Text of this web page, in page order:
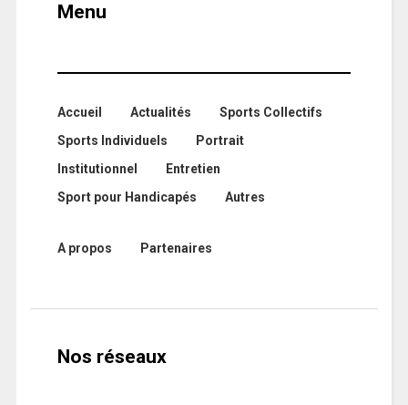
Menu
Accueil Actualités
Sports Collectifs
Sports Individuels
Portrait
Institutionnel
Entretien
Sport pour Handicapés
Autres
A propos Partenaires
Nos réseaux